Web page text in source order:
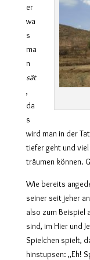
er
wa
s
ma
n
sät
,
da
s
wird man in der
tiefer geht und
träumen können.
Wie bereits
seiner seit jeher
also zum Beispiel
sind, im Hier und
Spielchen spielt,
hinstupsen: „Eh!